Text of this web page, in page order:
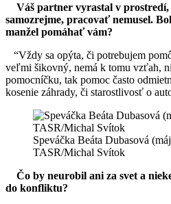
Váš partner vyrastal v prostredí,
samozrejme, pracovať nemusel.
manžel pomáhať vám?
“Vždy sa opýta, či potrebujem
veľmi šikovný, nemá k tomu vzťah,
pomocníčku, tak pomoc často
kosenie záhrady, či starostlivosť o
Speváčka Beáta Dubasová
TASR/Michal Svítok
Čo by neurobil ani za svet a
do konfliktu?